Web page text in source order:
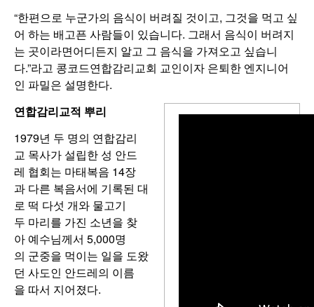
“한편으로 누군가의 음식이 버려질 것이고, 그것을 먹고 싶
어 하는 배고픈 사람들이 있습니다. 그래서 음식이 버려지
는 곳이라면어디든지 알고 그 음식을 가져오고 싶습니
다.”라고 콩코드연합감리교회 교인이자 은퇴한 엔지니어
인 파밀은 설명한다.
연합감리교적 뿌리
1979년 두 명의 연합감리
교 목사가 설립한 성 안드
레 협회는 마태복음 14장
과 다른 복음서에 기록된 대
로 떡 다섯 개와 물고기
두 마리를 가진 소년을 찾
아 예수님께서 5,000명
의 군중을 먹이는 일을 도왔
던 사도인 안드레의 이름
을 따서 지어졌다.